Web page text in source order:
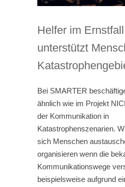
Helfer im
unterstützt
Bei SMARTER
ähnlich wie im Projekt
der Kommunikation in
Katastrophenszenarien.
sich Menschen
organisieren wenn die
Kommunikationswege
beispielsweise aufgrund